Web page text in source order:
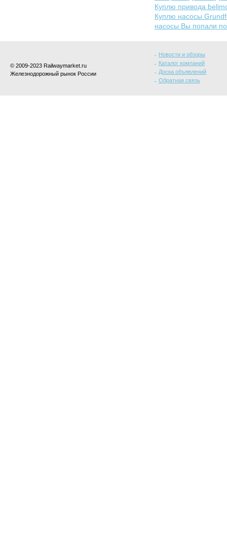
Куплю привода
Куплю насосы
насосы Вы попали
© 2009-2023 Railwaymarket.ru
Железнодорожный рынок России
Новости и обзоры
Каталог компаний
Доска объявлений
Обратная связь